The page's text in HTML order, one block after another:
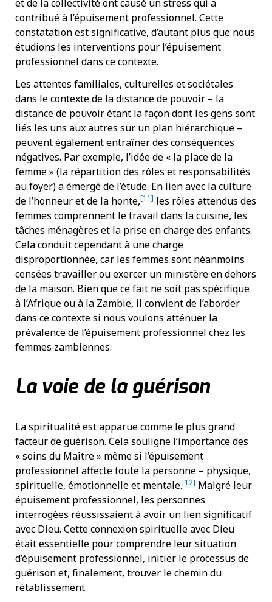
et de la collectivité ont causé un stress qui a
contribué à l’épuisement professionnel. Cette
constatation est significative, d’autant plus que nous
étudions les interventions pour l’épuisement
professionnel dans ce contexte.
Les attentes familiales, culturelles et sociétales
dans le contexte de la distance de pouvoir – la
distance de pouvoir étant la façon dont les gens sont
liés les uns aux autres sur un plan hiérarchique –
peuvent également entraîner des conséquences
négatives. Par exemple, l’idée de « la place de la
femme » (la répartition des rôles et responsabilités
au foyer) a émergé de l’étude. En lien avec la culture
de l’honneur et de la honte,[11] les rôles attendus des
femmes comprennent le travail dans la cuisine, les
tâches ménagères et la prise en charge des enfants.
Cela conduit cependant à une charge
disproportionnée, car les femmes sont néanmoins
censées travailler ou exercer un ministère en dehors
de la maison. Bien que ce fait ne soit pas spécifique
à l’Afrique ou à la Zambie, il convient de l’aborder
dans ce contexte si nous voulons atténuer la
prévalence de l’épuisement professionnel chez les
femmes zambiennes.
La voie de la guérison
La spiritualité est apparue comme le plus grand
facteur de guérison. Cela souligne l’importance des
« soins du Maître » même si l’épuisement
professionnel affecte toute la personne – physique,
spirituelle, émotionnelle et mentale.[12] Malgré leur
épuisement professionnel, les personnes
interrogées réussissaient à avoir un lien significatif
avec Dieu. Cette connexion spirituelle avec Dieu
était essentielle pour comprendre leur situation
d’épuisement professionnel, initier le processus de
guérison et, finalement, trouver le chemin du
rétablissement.